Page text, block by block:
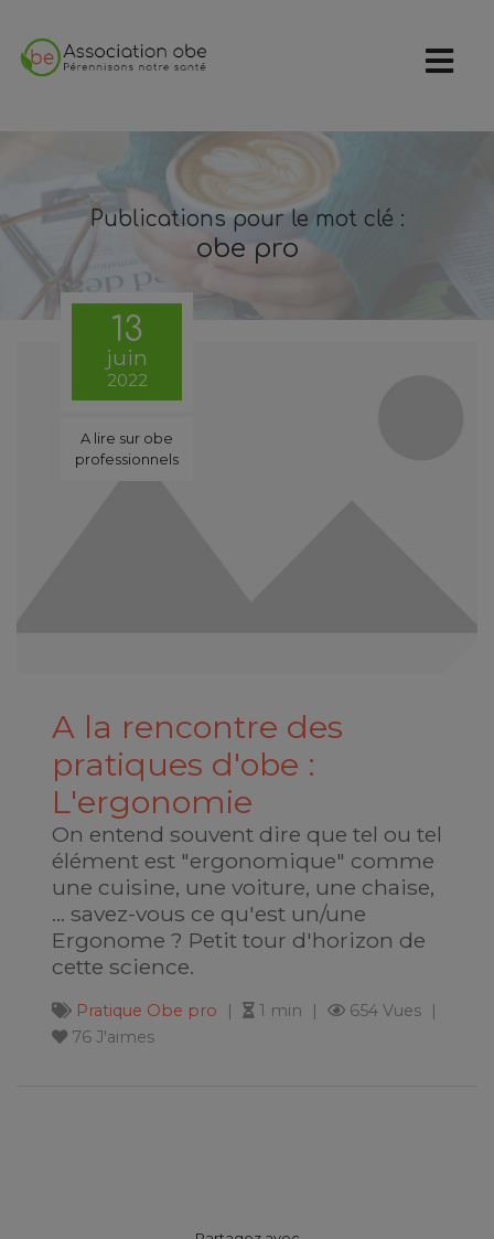
Publications pour le mot clé :
obe pro
13
juin
2022
A lire sur obe
professionnels
A la rencontre des
pratiques d'obe :
L'ergonomie
On entend souvent dire que tel ou tel
élément est "ergonomique" comme
une cuisine, une voiture, une chaise,
... savez-vous ce qu'est un/une
Ergonome ? Petit tour d'horizon de
cette science.
Pratique Obe pro 1 min
654 Vues
76 J'aimes